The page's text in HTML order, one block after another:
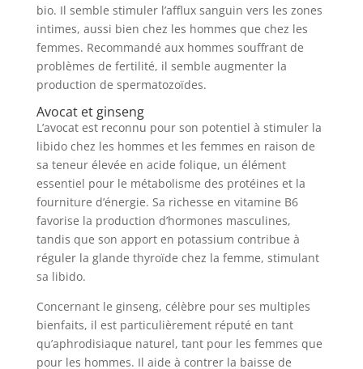
bio. Il semble stimuler l’afflux sanguin vers les zones
intimes, aussi bien chez les hommes que chez les
femmes. Recommandé aux hommes souffrant de
problèmes de fertilité, il semble augmenter la
production de spermatozoïdes.
Avocat et ginseng
L’avocat est reconnu pour son potentiel à stimuler la
libido chez les hommes et les femmes en raison de
sa teneur élevée en acide folique, un élément
essentiel pour le métabolisme des protéines et la
fourniture d’énergie. Sa richesse en vitamine B6
favorise la production d’hormones masculines,
tandis que son apport en potassium contribue à
réguler la glande thyroïde chez la femme, stimulant
sa libido.
Concernant le ginseng, célèbre pour ses multiples
bienfaits, il est particulièrement réputé en tant
qu’aphrodisiaque naturel, tant pour les femmes que
pour les hommes. Il aide à contrer la baisse de